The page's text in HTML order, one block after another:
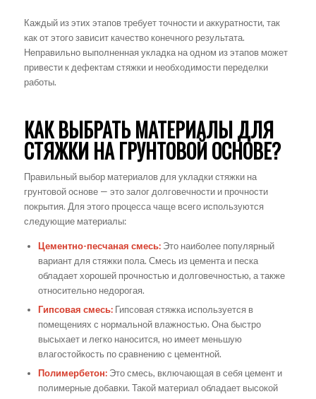
Каждый из этих этапов требует точности и аккуратности, так
как от этого зависит качество конечного результата.
Неправильно выполненная укладка на одном из этапов может
привести к дефектам стяжки и необходимости переделки
работы.
КАК ВЫБРАТЬ МАТЕРИАЛЫ ДЛЯ
СТЯЖКИ НА ГРУНТОВОЙ ОСНОВЕ?
Правильный выбор материалов для укладки стяжки на
грунтовой основе — это залог долговечности и прочности
покрытия. Для этого процесса чаще всего используются
следующие материалы:
Цементно-песчаная смесь:Это наиболее популярный
вариант для стяжки пола. Смесь из цемента и песка
обладает хорошей прочностью и долговечностью, а также
относительно недорогая.
Гипсовая смесь:Гипсовая стяжка используется в
помещениях с нормальной влажностью. Она быстро
высыхает и легко наносится, но имеет меньшую
влагостойкость по сравнению с цементной.
Полимербетон:Это смесь, включающая в себя цемент и
полимерные добавки. Такой материал обладает высокой